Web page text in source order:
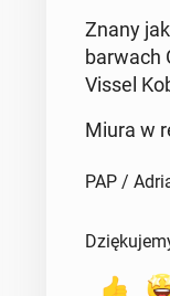
Znany
barwach
Vissel
Miura w
PAP /